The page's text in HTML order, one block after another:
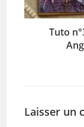
Tuto
Laisser un